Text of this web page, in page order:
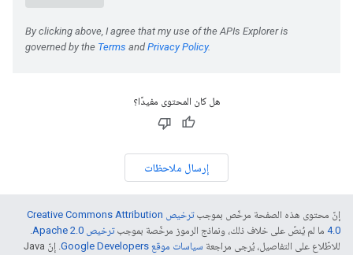
هل كان المحتوى مفيدًا؟
إرسال ملاحظات
إنّ محتوى هذه الصفحة مرخّص بموجب
ترخيص Creative Commons Attribution
4.0‏ ما لم يُنصّ على خلاف ذلك، ونماذج الرموز مرخّصة بموجبترخيص Apache 2.0‏
.
للاطّلاع على التفاصيل، يُرجى مراجعة سياسات موقع Google Developers‏
. إنّ Java